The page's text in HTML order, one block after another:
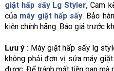
giặt hấp sấy Lg Styler, Cam
của máy giặt hấp sấy. Bảo
kiện chính hãng. Báo giá trước
Lưu ý : Máy giặt hấp sấy lg
không phải đơn vị sửa máy